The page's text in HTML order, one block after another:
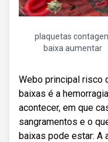
plaquetas
baixa aumentar
Webo principal risco
baixas é a
acontecer, em que
sangramentos e o
baixas pode estar: A